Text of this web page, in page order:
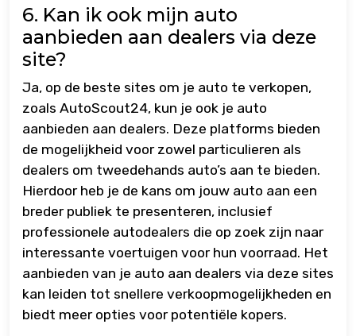
6. Kan ik ook mijn auto
aanbieden aan dealers via deze
site?
Ja, op de beste sites om je auto te verkopen,
zoals AutoScout24, kun je ook je auto
aanbieden aan dealers. Deze platforms bieden
de mogelijkheid voor zowel particulieren als
dealers om tweedehands auto’s aan te bieden.
Hierdoor heb je de kans om jouw auto aan een
breder publiek te presenteren, inclusief
professionele autodealers die op zoek zijn naar
interessante voertuigen voor hun voorraad. Het
aanbieden van je auto aan dealers via deze sites
kan leiden tot snellere verkoopmogelijkheden en
biedt meer opties voor potentiële kopers.